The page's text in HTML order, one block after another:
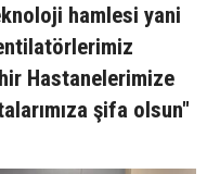
hamlesi yani
Hastanelerimize
şifa olsun"